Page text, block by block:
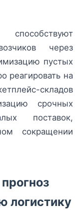
через
пустых
реагировать на
складов
срочных
поставок,
сокращении
логистику